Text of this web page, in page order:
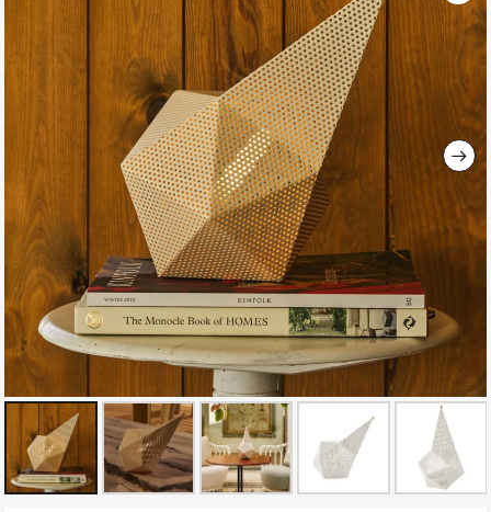
εικόνων